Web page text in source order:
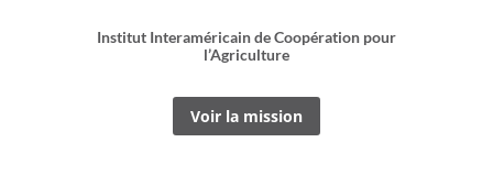
Institut Interaméricain de Coopération pour
l’Agriculture
Voir la mission